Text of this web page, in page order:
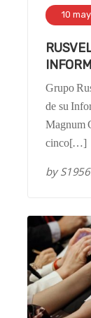
10
Grupo
de su
Magnum
cinco[…]
by